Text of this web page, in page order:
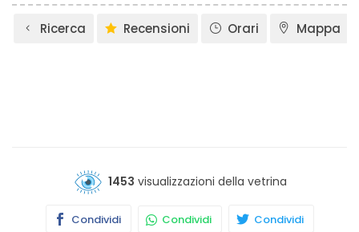
Ricerca Recensioni Orari Mappa
1453 visualizzazioni della vetrina
Condividi Condividi Condividi